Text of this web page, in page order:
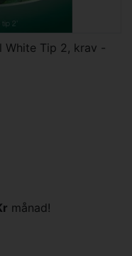
White Tip 2, krav -
månad!